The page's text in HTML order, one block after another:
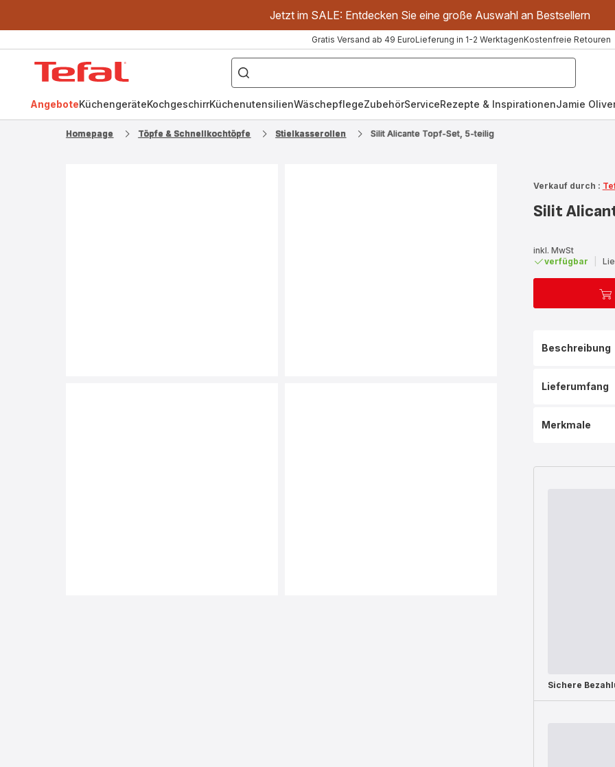
Jetzt im SALE: Entdecken Sie eine große Auswahl an Bestsellern
Gratis Versand ab 49 EuroLieferung in 1-2 WerktagenKostenfreie Retouren
["OptiGrill","Easy
Fry","Pfanne"]
AngeboteKüchengeräteKochgeschirrKüchenutensilienWäschepflegeZubehörServiceRezepte & InspirationenJamie
Homepage Töpfe & Schnellkochtöpfe Stielkasserollen Silit Alicante Topf-Set, 5-teilig
Verkauf durch :
Silit
inkl. MwSt
verfügbar
Beschreibung
Lieferumfang
Merkmale
Sichere